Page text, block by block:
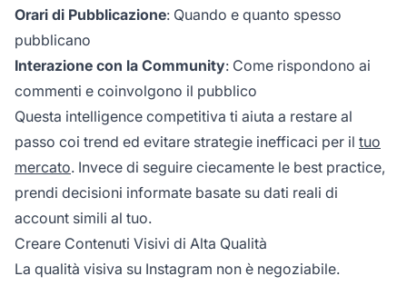
Orari di Pubblicazione: Quando e quanto spesso
pubblicano
Interazione con la Community: Come rispondono ai
commenti e coinvolgono il pubblico
Questa intelligence competitiva ti aiuta a restare al
passo coi trend ed evitare strategie inefficaci per il tuo
mercato. Invece di seguire ciecamente le best practice,
prendi decisioni informate basate su dati reali di
account simili al tuo.
Creare Contenuti Visivi di Alta Qualità
La qualità visiva su Instagram non è negoziabile.